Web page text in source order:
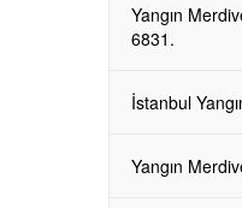
Yangın
6831.
İstanbul
Yangın